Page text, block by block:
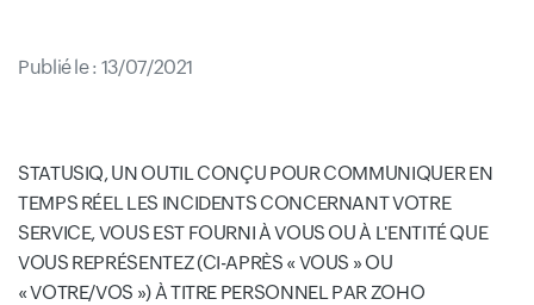
Publié le : 13/07/2021
STATUSIQ, UN OUTIL CONÇU POUR COMMUNIQUER EN
TEMPS RÉEL LES INCIDENTS CONCERNANT VOTRE
SERVICE, VOUS EST FOURNI À VOUS OU À L'ENTITÉ QUE
VOUS REPRÉSENTEZ (CI-APRÈS « VOUS » OU
« VOTRE/VOS ») À TITRE PERSONNEL PAR ZOHO